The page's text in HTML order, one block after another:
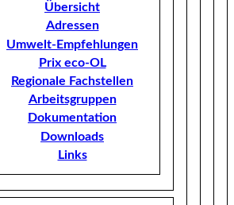
Übersicht
Adressen
Umwelt-Empfehlungen
Prix eco-OL
Regionale Fachstellen
Arbeitsgruppen
Dokumentation
Downloads
Links